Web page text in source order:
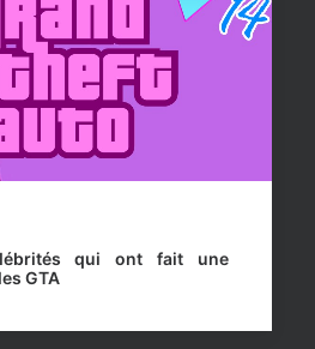
qui ont fait une
GTA